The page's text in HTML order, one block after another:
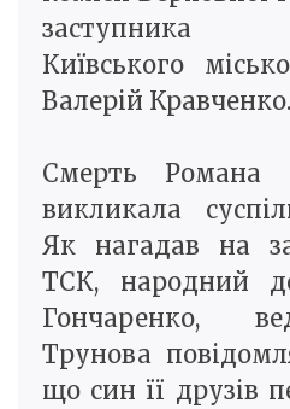
заступника
Київського
Валерій Кравченко.
Смерть Романа
викликала
Як нагадав на
ТСК, народний
Гончаренко,
Трунова
що син її друзів